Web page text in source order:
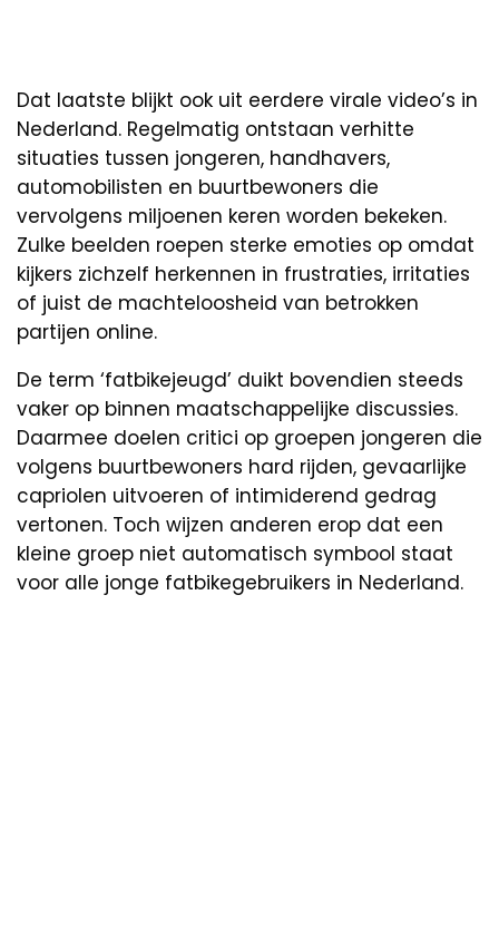
Dat laatste blijkt ook uit eerdere virale video’s in
Nederland. Regelmatig ontstaan verhitte
situaties tussen jongeren, handhavers,
automobilisten en buurtbewoners die
vervolgens miljoenen keren worden bekeken.
Zulke beelden roepen sterke emoties op omdat
kijkers zichzelf herkennen in frustraties, irritaties
of juist de machteloosheid van betrokken
partijen online.
De term ‘fatbikejeugd’ duikt bovendien steeds
vaker op binnen maatschappelijke discussies.
Daarmee doelen critici op groepen jongeren die
volgens buurtbewoners hard rijden, gevaarlijke
capriolen uitvoeren of intimiderend gedrag
vertonen. Toch wijzen anderen erop dat een
kleine groep niet automatisch symbool staat
voor alle jonge fatbikegebruikers in Nederland.